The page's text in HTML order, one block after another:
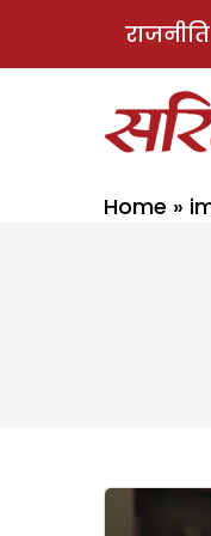
राजनीति
Home »